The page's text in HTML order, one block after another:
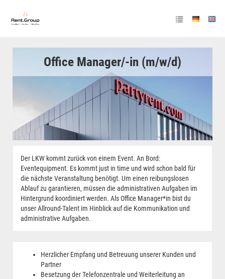
Office Manager/-in (m/w/d)
Der LKW kommt zurück von einem Event. An Bord:
Eventequipment. Es kommt just in time und wird schon bald für
die nächste Veranstaltung benötigt. Um einen reibungslosen
Ablauf zu garantieren, müssen die administrativen Aufgaben im
Hintergrund koordiniert werden. Als Office Manager*in bist du
unser Allround-Talent im Hinblick auf die Kommunikation und
administrative Aufgaben.
Herzlicher Empfang und Betreuung unserer Kunden und
Partner
Besetzung der Telefonzentrale und Weiterleitung an